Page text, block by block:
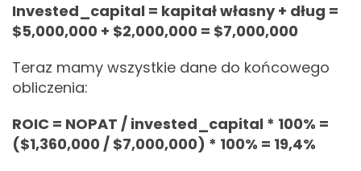
Invested_capital = kapitał własny + dług =
$5,000,000 + $2,000,000 = $7,000,000
Teraz mamy wszystkie dane do końcowego
obliczenia:
ROIC = NOPAT / invested_capital * 100% =
($1,360,000 / $7,000,000) * 100% = 19,4%